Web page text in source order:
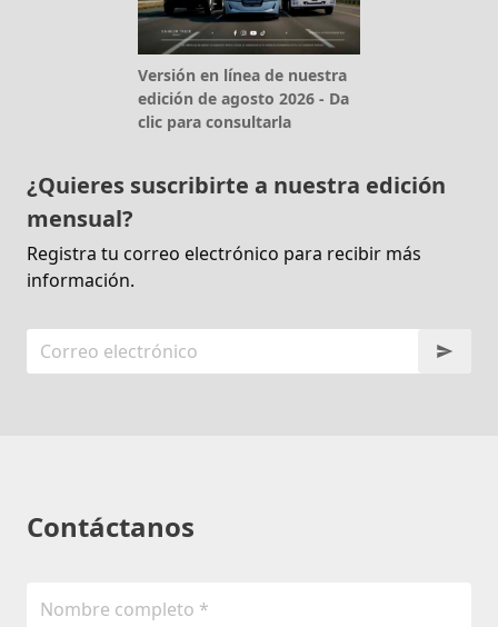
Versión en línea de nuestra
edición de agosto 2026 - Da
clic para consultarla
¿Quieres suscribirte a nuestra edición
mensual?
Registra tu correo electrónico para recibir más
información.
Contáctanos